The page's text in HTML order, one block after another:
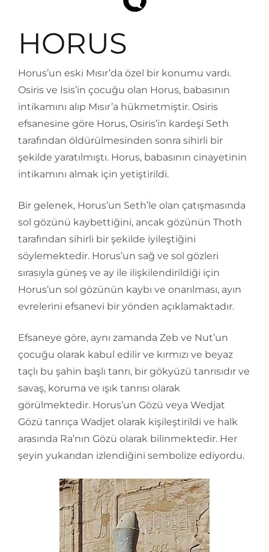
HORUS
Horus’un eski Mısır’da özel bir konumu vardı.
Osiris ve Isis’in çocuğu olan Horus, babasının
intikamını alıp Mısır’a hükmetmiştir. Osiris
efsanesine göre Horus, Osiris’in kardeşi Seth
tarafından öldürülmesinden sonra sihirli bir
şekilde yaratılmıştı. Horus, babasının cinayetinin
intikamını almak için yetiştirildi.
Bir gelenek, Horus’un Seth’le olan çatışmasında
sol gözünü kaybettiğini, ancak gözünün Thoth
tarafından sihirli bir şekilde iyileştiğini
söylemektedir. Horus’un sağ ve sol gözleri
sırasıyla güneş ve ay ile ilişkilendirildiği için
Horus’un sol gözünün kaybı ve onarılması, ayın
evrelerini efsanevi bir yönden açıklamaktadır.
Efsaneye göre, aynı zamanda Zeb ve Nut’un
çocuğu olarak kabul edilir ve kırmızı ve beyaz
taçlı bu şahin başlı tanrı, bir gökyüzü tanrısıdır ve
savaş, koruma ve ışık tanrısı olarak
görülmektedir. Horus’un Gözü veya Wedjat
Gözü tanrıça Wadjet olarak kişileştirildi ve halk
arasında Ra’nın Gözü olarak bilinmektedir. Her
şeyin yukarıdan izlendiğini sembolize ediyordu.